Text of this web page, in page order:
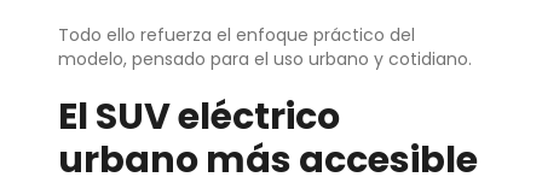
Todo ello refuerza el enfoque práctico del
modelo, pensado para el uso urbano y cotidiano.
El SUV eléctrico
urbano más accesible